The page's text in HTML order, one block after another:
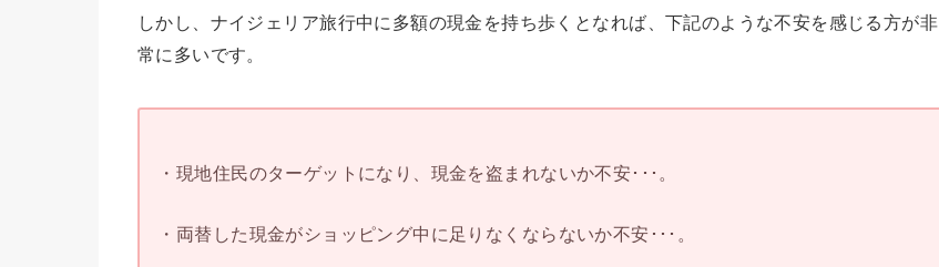
しかし、ナイジェリア旅行中に多額の現金を持ち歩くとなれば、下記のような不安を感じる方が非
常に多いです。
・現地住民のターゲットになり、現金を盗まれないか不安･･･。
・両替した現金がショッピング中に足りなくならないか不安･･･。